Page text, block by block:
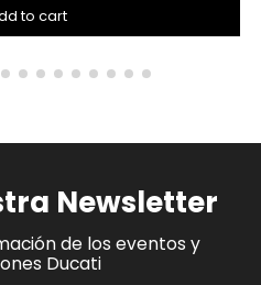
to cart
Newsletter
de los eventos y
Ducati